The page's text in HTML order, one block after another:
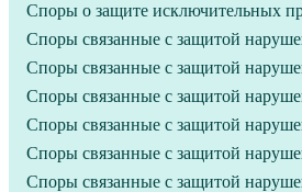
Споры о защите исключительных
Споры связанные с защитой
Споры связанные с защитой
Споры связанные с защитой
Споры связанные с защитой
Споры связанные с защитой
Споры связанные с защитой